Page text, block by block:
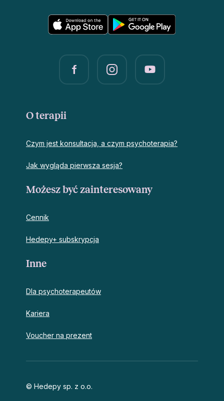
O terapii
Czym jest konsultacja, a czym psychoterapia?
Jak wygląda pierwsza sesja?
Możesz być zainteresowany
Cennik
Hedepy+ subskrypcja
Inne
Dla psychoterapeutów
Kariera
Voucher na prezent
© Hedepy sp. z o.o.